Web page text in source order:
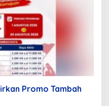
Promo Tambah